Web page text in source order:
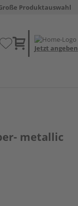
Produktauswahl
Jetzt angeben
metallic